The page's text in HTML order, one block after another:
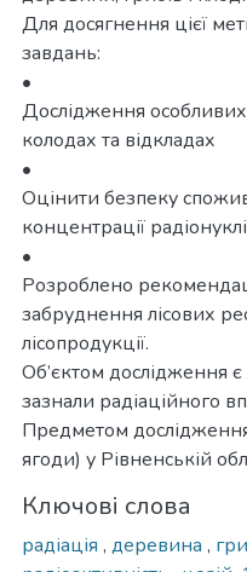
Для досягнення цієї
завдань:
•
Дослідження
колодах та відкладах
•
Оцінити безпеку
концентрації
•
Розроблено
забруднення лісових
лісопродукції.
Об’єктом дослідження є
зазнали радіаційного
Предметом дослідження
ягоди) у Рівненській
Ключові слова
радіація , деревина ,